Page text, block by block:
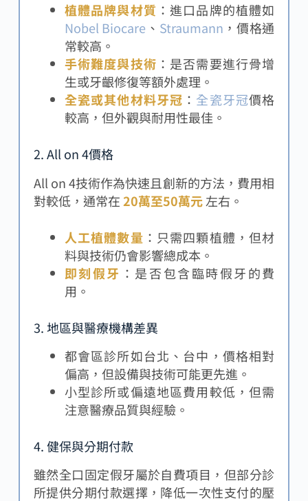
植體品牌與材質 ：進口品牌的植體如
Nobel Biocare 、 Straumann ，價格通
常較高。
手術難度與技術 ：是否需要進行骨增
生或牙齦修復等額外處理。
全瓷或其他材料牙冠 ： 全瓷牙冠價格
較高，但外觀與耐用性最佳。
2. All on 4價格
All on 4技術作為快速且創新的方法，費用相
對較低，通常在20萬至50萬元左右。
人工植體數量 ：只需四顆植體，但材
料與技術仍會影響總成本。
即刻假牙 ：是否包含臨時假牙的費
用。
3. 地區與醫療機構差異
都會區診所如台北、台中，價格相對
偏高，但設備與技術可能更先進。
小型診所或偏遠地區費用較低，但需
注意醫療品質與經驗。
4. 健保與分期付款
雖然全口固定假牙屬於自費項目，但部分診
所提供分期付款選擇，降低一次性支付的壓